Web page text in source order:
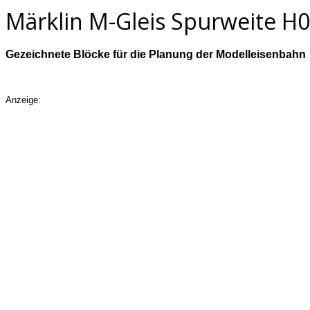
Märklin M-Gleis Spurweite
Gezeichnete Blöcke für die Planung der Modelleisenbahn
Anzeige: